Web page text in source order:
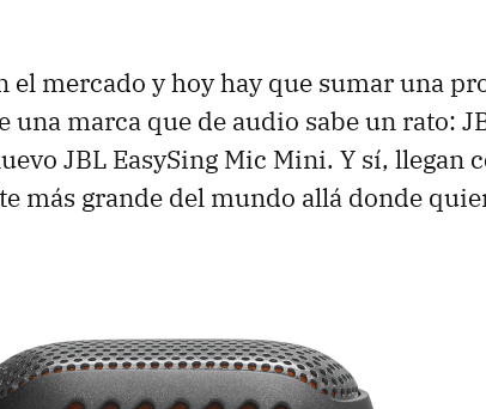
el mercado y hoy hay que sumar una
una marca que de audio sabe un rato:
JBL EasySing Mic Mini. Y sí, llegan
más grande del mundo allá donde